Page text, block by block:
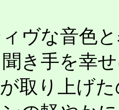
ヴな音色
き手を幸
取り上げ